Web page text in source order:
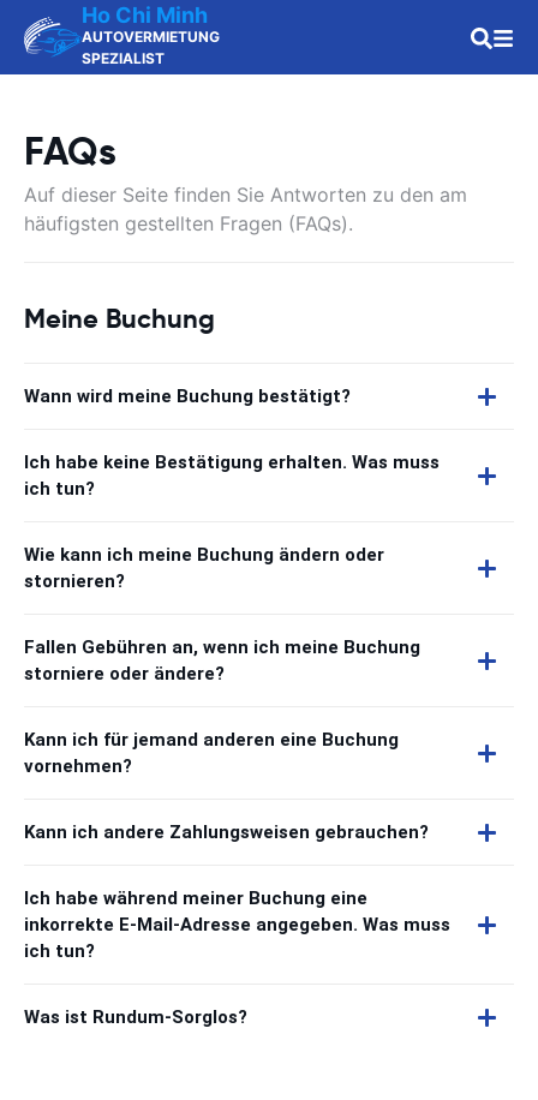
Ho Chi Minh
AUTOVERMIETUNG
SPEZIALIST
FAQs
Auf dieser Seite finden Sie Antworten zu den am
häufigsten gestellten Fragen (FAQs).
Meine Buchung
Wann wird meine Buchung bestätigt?
Ich habe keine Bestätigung erhalten. Was muss
ich tun?
Wie kann ich meine Buchung ändern oder
stornieren?
Fallen Gebühren an, wenn ich meine Buchung
storniere oder ändere?
Kann ich für jemand anderen eine Buchung
vornehmen?
Kann ich andere Zahlungsweisen gebrauchen?
Ich habe während meiner Buchung eine
inkorrekte E-Mail-Adresse angegeben. Was muss
ich tun?
Was ist Rundum-Sorglos?